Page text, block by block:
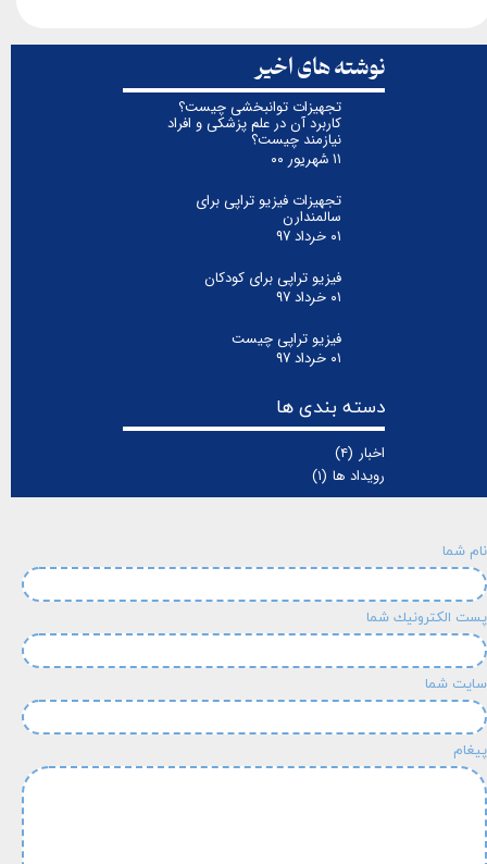
نام شما
پست الكترونيك شما
سایت شما
پیغام
نوشته های اخیر
تجهیزات توانبخشی چیست؟
کاربرد آن در علم پزشکی و افراد
نیازمند چیست؟
۱۱ شهریور ۰۰
تجهیزات فیزیو تراپی برای
سالمندارن
۰۱ خرداد ۹۷
فیزیو تراپی برای کودکان
۰۱ خرداد ۹۷
فیزیو تراپی چیست
۰۱ خرداد ۹۷
دسته بندی ها
اخبار (۴)
رویداد ها (۱)